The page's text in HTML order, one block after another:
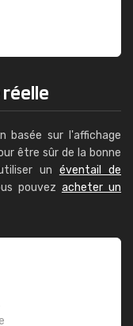
basée sur l'affichage
être sûr de la bonne
un éventail de
pouvez acheter un